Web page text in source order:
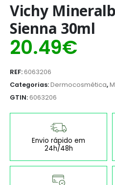
Vichy
Sienna 30ml
20.49€
REF:6063206
Categorias:Dermocosmética,
GTIN:6063206
Envio rápido em
24h/48h